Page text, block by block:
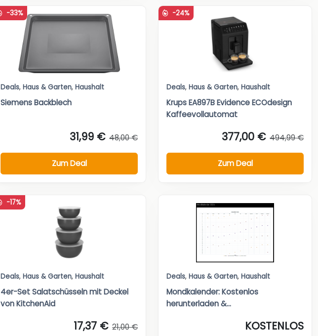
-33%
Deals, Haus & Garten, Haushalt
Siemens Backblech
31,99 € 48,00 €
Zum Deal
-24%
Deals, Haus & Garten, Haushalt
Krups EA897B Evidence ECOdesign
Kaffeevollautomat
377,00 € 494,99 €
Zum Deal
-17%
Deals, Haus & Garten, Haushalt
4er-Set Salatschüsseln mit Deckel
von KitchenAid
17,37 € 21,00 €
Deals, Haus & Garten, Haushalt
Mondkalender: Kostenlos
herunterladen &...
KOSTENLOS